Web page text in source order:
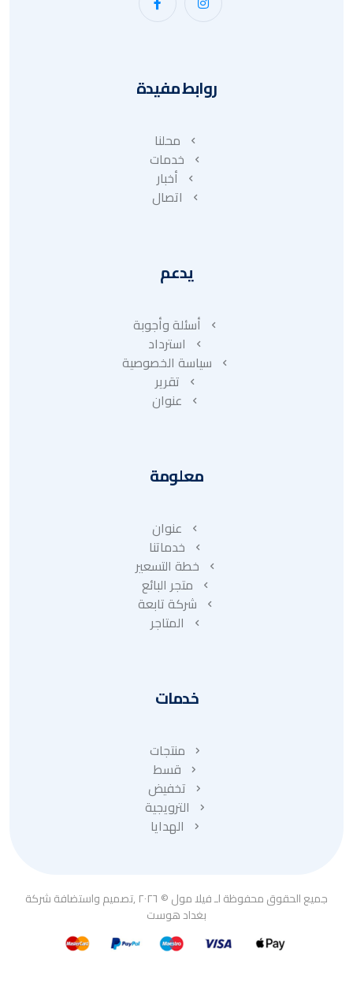
روابط مفيدة
محلنا
خدمات
أخبار
اتصال
يدعم
أسئلة وأجوبة
استرداد
سياسة الخصوصية
تقرير
عنوان
معلومة
عنوان
خدماتنا
خطة التسعير
متجر البائع
شركة تابعة
المتاجر
خدمات
منتجات
قسط
تخفيض
الترويجية
الهدايا
جميع الحقوق محفوظة لـ فيلا مول © ٢٠٢٦ ,تصميم واستضافة شركة
بغداد هوست